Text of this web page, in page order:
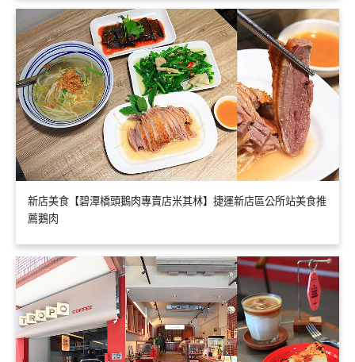
新店美食【碧潭橋頭鵝肉專賣店米其林】捷運新店區公所站美食推
薦鵝肉